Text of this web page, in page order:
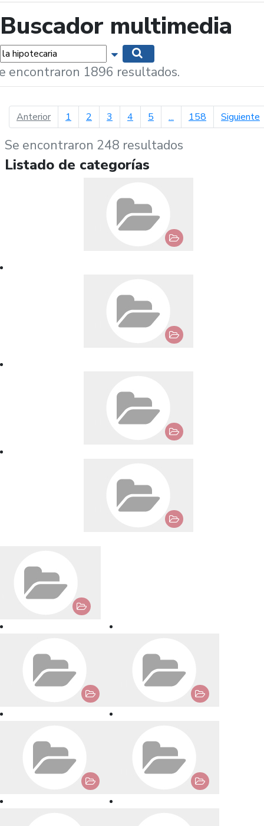
Buscador multimedia
Mostrar opciones de búsqueda
encontraron 1896 resultados.
Anteriorpágina anterior
1 2 3 4 5 ... 158 Siguiente
Se encontraron 248 resultados
Listado de categorías